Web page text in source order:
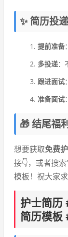
✨ 简历投
提前准备
多投递：
跟进面试
准备面试
🎁 结尾福
想要获取免费
接👇，或者搜
模板！祝大家
护士简历
简历模板